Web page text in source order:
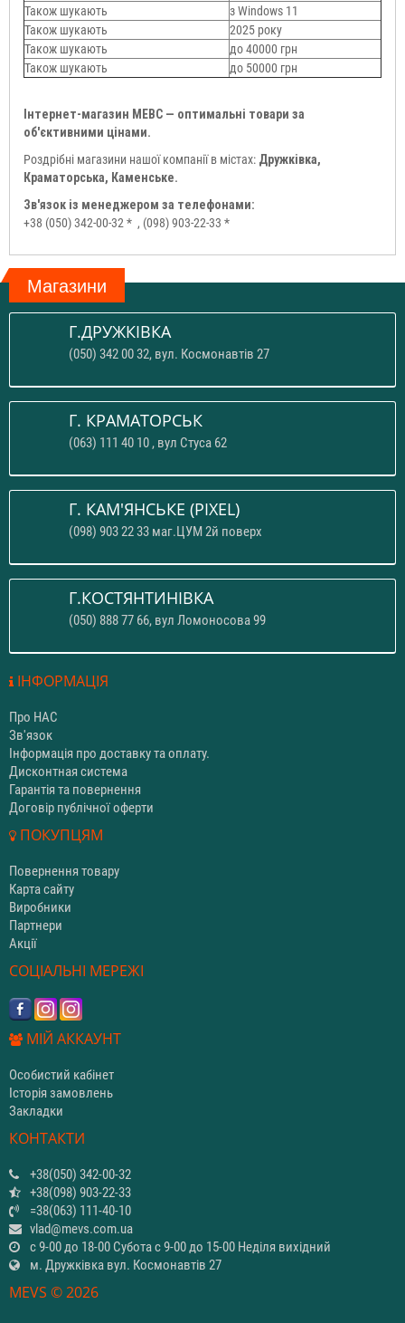
Також шукають
з Windows 11
Також шукають
2025 року
Також шукають
до 40000 грн
Також шукають
до 50000 грн
Інтернет-магазин МЕВС — оптимальні товари за
об'єктивними цінами.
Роздрібні магазини нашої компанії в містах: Дружківка,
Краматорська, Каменське.
Зв'язок із менеджером за телефонами:
+38 (050) 342-00-32 * , (098) 903-22-33 *
Магазини
Г.ДРУЖКІВКА
(050) 342 00 32, вул. Космонавтів 27
Г. КРАМАТОРСЬК
(063) 111 40 10 , вул Стуса 62
Г. КАМ'ЯНСЬКЕ (PIXEL)
(098) 903 22 33 маг.ЦУМ 2й поверх
Г.КОСТЯНТИНІВКА
(050) 888 77 66, вул Ломоносова 99
ІНФОРМАЦІЯ
Про НАС
Зв'язок
Інформація про доставку та оплату.
Дисконтная система
Гарантія та повернення
Договір публічної оферти
ПОКУПЦЯМ
Повернення товару
Карта сайту
Виробники
Партнери
Акції
СОЦІАЛЬНІ МЕРЕЖІ
МІЙ АККАУНТ
Особистий кабінет
Історія замовлень
Закладки
КОНТАКТИ
+38(050) 342-00-32
+38(098) 903-22-33
=38(063) 111-40-10
vlad@mevs.com.ua
с 9-00 до 18-00 Субота с 9-00 до 15-00 Неділя вихідний
м. Дружківка вул. Космонавтів 27
MEVS © 2026